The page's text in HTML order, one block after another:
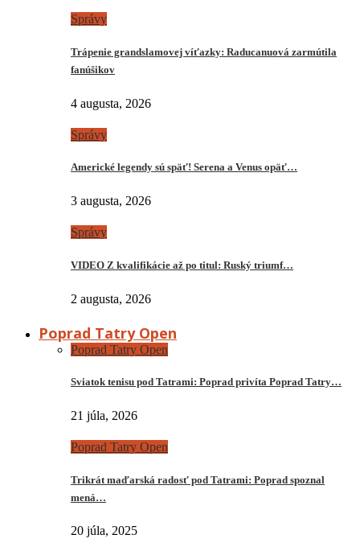
Správy
Trápenie grandslamovej víťazky: Raducanuová zarmútila
fanúšikov
4 augusta, 2026
Správy
Americké legendy sú späť! Serena a Venus opäť…
3 augusta, 2026
Správy
VIDEO Z kvalifikácie až po titul: Ruský triumf…
2 augusta, 2026
Poprad Tatry Open
Poprad Tatry Open
Sviatok tenisu pod Tatrami: Poprad privíta Poprad Tatry…
21 júla, 2026
Poprad Tatry Open
Trikrát maďarská radosť pod Tatrami: Poprad spoznal
mená…
20 júla, 2025